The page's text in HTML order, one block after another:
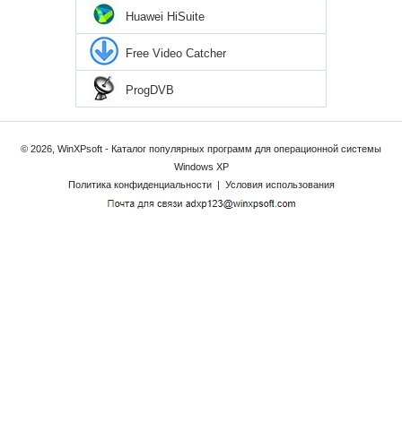
Huawei HiSuite
Free Video Catcher
ProgDVB
© 2026, WinXPsoft - Каталог популярных программ для операционной системы
Windows XP
Политика конфиденциальности
Условия использования